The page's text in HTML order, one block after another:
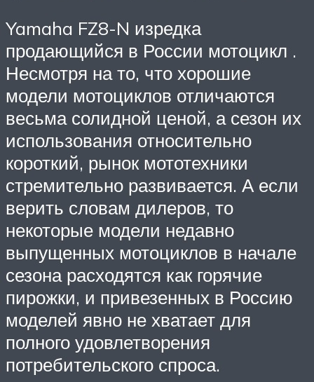
Yamaha FZ8-N изредка
продающийся в России мотоцикл .
Несмотря на то, что хорошие
модели мотоциклов отличаются
весьма солидной ценой, а сезон их
использования относительно
короткий, рынок мототехники
стремительно развивается. А если
верить словам дилеров, то
некоторые модели недавно
выпущенных мотоциклов в начале
сезона расходятся как горячие
пирожки, и привезенных в Россию
моделей явно не хватает для
полного удовлетворения
потребительского спроса.